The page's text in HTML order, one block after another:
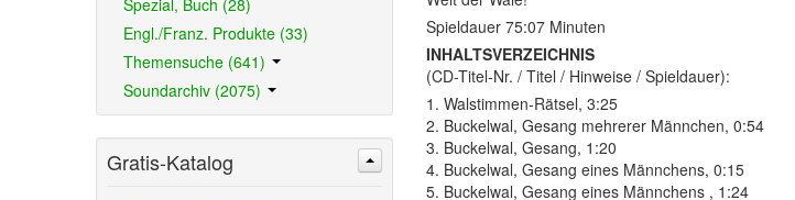
Spieldauer 75:07 Minuten
INHALTSVERZEICHNIS
(CD-Titel-Nr. / Titel / Hinweise / Spieldauer):
1. Walstimmen-Rätsel, 3:25
2. Buckelwal, Gesang mehrerer Männchen, 0:54
3. Buckelwal, Gesang, 1:20
4. Buckelwal, Gesang eines Männchens, 0:15
5. Buckelwal, Gesang eines Männchens , 1:24
Spezial, Buch (28)
Engl./Franz. Produkte (33)
Themensuche (641)
Soundarchiv (2075)
Gratis-Katalog